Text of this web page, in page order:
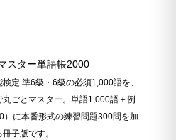
スター単語帳2000
定 準6級・6級の必須1,000語を、
ごとマスター。単語1,000語＋例
）に本番形式の練習問題300問を加
子版です。